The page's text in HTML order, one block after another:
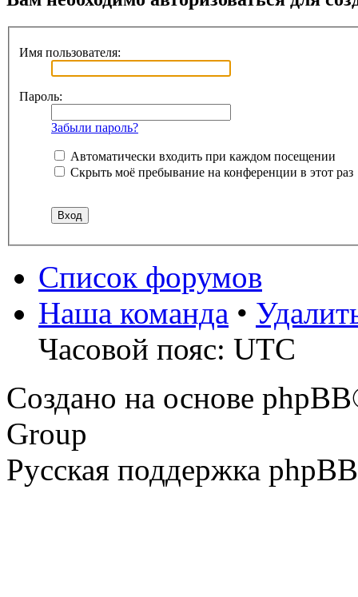
Имя пользователя:
Пароль:
Забыли пароль?
Автоматически входить при каждом посещении
Скрыть моё пребывание на конференции в этот раз
Список форумов
Наша команда •
Часовой пояс: UTC
Создано на основе
Group
Русская поддержка phpBB